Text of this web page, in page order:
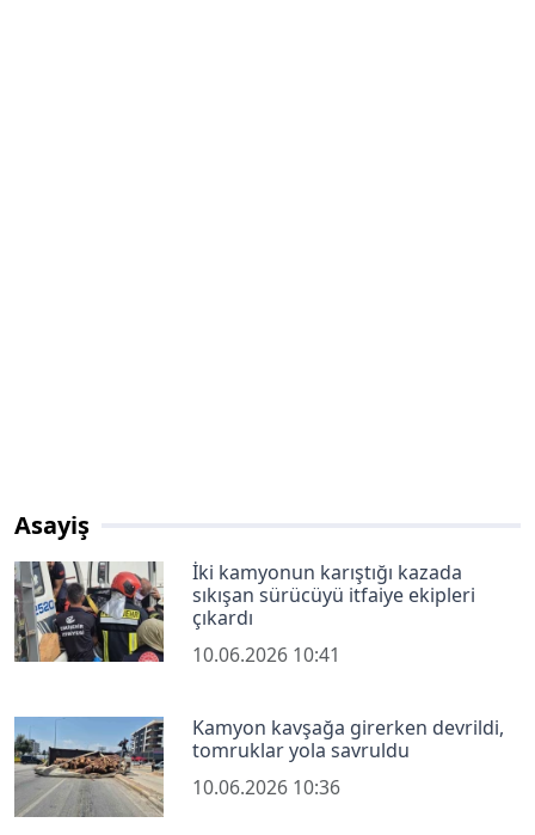
Asayiş
İki kamyonun karıştığı kazada
sıkışan sürücüyü itfaiye ekipleri
çıkardı
10.06.2026 10:41
Kamyon kavşağa girerken devrildi,
tomruklar yola savruldu
10.06.2026 10:36